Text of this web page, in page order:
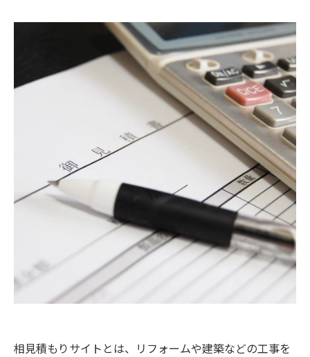
相見積もりサイトとは、リフォームや建築などの工事を